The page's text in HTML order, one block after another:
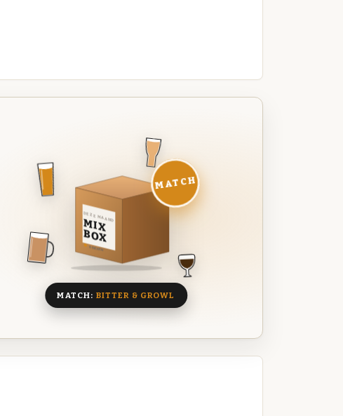
DEZE MAAND
MIX
BOX
8 BIEREN
MATCH
MATCH: BITTER & GROWL